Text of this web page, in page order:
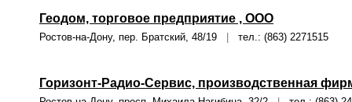
Геодом, торговое предприятие , ООО
Ростов-на-Дону, пер. Братский, 48/19 тел.: (863) 2271515
Горизонт-Радио-Сервис, производственная